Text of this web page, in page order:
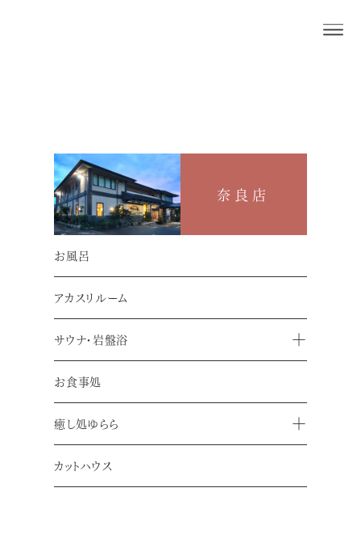
奈良店
お風呂
アカスリルーム
サウナ・岩盤浴
お食事処
癒し処ゆらら
カットハウス
お支払方法についてお知らせ